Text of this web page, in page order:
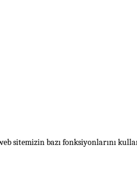
sitemizin bazı fonksiyonlarını